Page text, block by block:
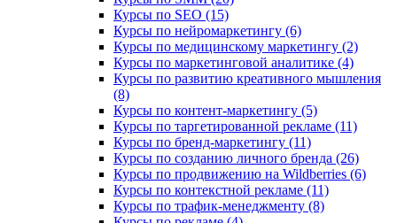
Курсы по SEO (15)
Курсы по нейромаркетингу (6)
Курсы по медицинскому маркетингу (2)
Курсы по маркетинговой аналитике (4)
Курсы по развитию креативного мышления
(8)
Курсы по контент-маркетингу (5)
Курсы по таргетированной рекламе (11)
Курсы по бренд-маркетингу (11)
Курсы по созданию личного бренда (26)
Курсы по продвижению на Wildberries (6)
Курсы по контекстной рекламе (11)
Курсы по трафик-менеджменту (8)